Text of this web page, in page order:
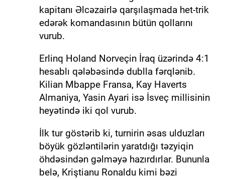
kapitanı Əlcəzairlə qarşılaşmada het-trik
edərək komandasının bütün qollarını
vurub.
Erlinq Holand Norveçin İraq üzərində 4:1
hesablı qələbəsində dublla fərqlənib.
Kilian Mbappe Fransa, Kay Haverts
Almaniya, Yasin Ayari isə İsveç millisinin
heyətində iki qol vurub.
İlk tur göstərib ki, turnirin əsas ulduzları
böyük gözləntilərin yaratdığı təzyiqin
öhdəsindən gəlməyə hazırdırlar. Bununla
belə, Kriştianu Ronaldu kimi bəzi